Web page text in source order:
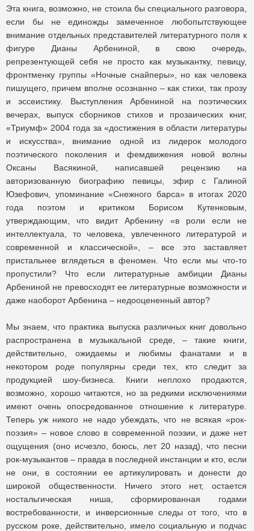
Эта книга, возможно, не стоила бы специального разговора,
если бы не единожды замеченное любопытствующее
внимание отдельных представителей литературного поля к
фигуре Дианы Арбениной, в свою очередь,
репрезентующей себя не просто как музыкантку, певицу,
фронтменку группы «Ночные снайперы», но как человека
пишущего, причем вполне осознанно ‒ как стихи, так прозу
и эссеистику. Выступления Арбениной на поэтических
вечерах, выпуск сборников стихов и прозаических книг,
«Триумф» 2004 года за «достижения в области литературы
и искусства», внимание одной из лидерок молодого
поэтического поколения и фемдвижения новой волны
Оксаны Васякиной, написавшей рецензию на
авторизованную биографию певицы, эфир с Галиной
Юзефович, упоминание «Снежного барса» в итогах 2020
года поэтом и критиком Борисом Кутенковым,
утверждающим, что видит Арбенину «в роли если не
интеллектуала, то человека, увлеченного литературой и
современной и классической», ‒ все это заставляет
пристальнее вглядеться в феномен. Что если мы что-то
пропустили? Что если литературные амбиции Дианы
Арбениной не превосходят ее литературные возможности и
даже наоборот Арбенина ‒ недооцененный автор?
Мы знаем, что практика выпуска различных книг довольно
распространена в музыкальной среде, ‒ такие книги,
действительно, ожидаемы и любимы фанатами и в
некотором роде популярны среди тех, кто следит за
продукцией шоу-бизнеса. Книги неплохо продаются,
возможно, хорошо читаются, но за редкими исключениями
имеют очень опосредованное отношение к литературе.
Теперь уж никого не надо убеждать, что не всякая «рок-
поэзия» ‒ новое слово в современной поэзии, и даже нет
ощущения (оно исчезло, боюсь, лет 20 назад), что песни
рок-музыкантов ‒ правда в последней инстанции и кто, если
не они, в состоянии ее артикулировать и донести до
широкой общественности. Ничего этого нет, остается
ностальгическая ниша, сформированная годами
востребованности, и инверсионные следы от того, что в
русском роке, действительно, имело социальную и подчас